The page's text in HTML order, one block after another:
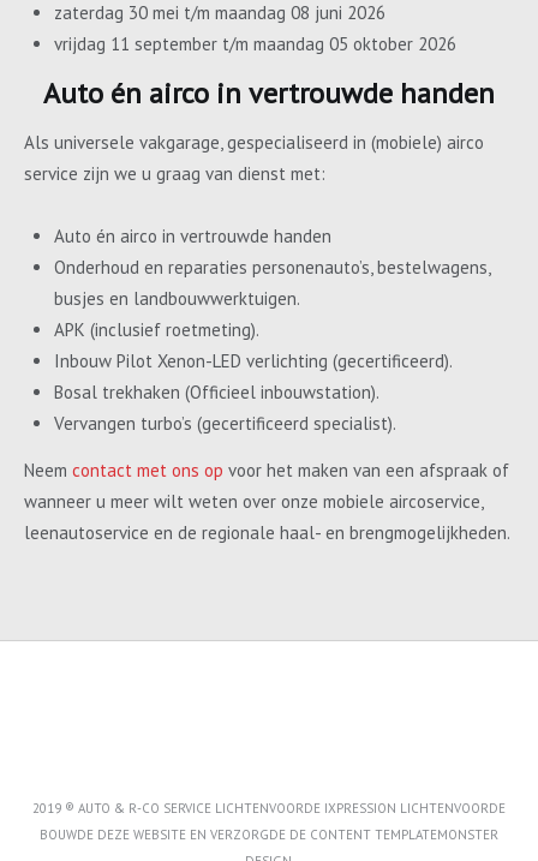
zaterdag 30 mei t/m maandag 08 juni 2026
vrijdag 11 september t/m maandag 05 oktober 2026
Auto én airco in vertrouwde handen
Als universele vakgarage, gespecialiseerd in (mobiele) airco
service zijn we u graag van dienst met:
Auto én airco in vertrouwde handen
Onderhoud en reparaties personenauto’s, bestelwagens,
busjes en landbouwwerktuigen.
APK (inclusief roetmeting).
Inbouw Pilot Xenon-LED verlichting (gecertificeerd).
Bosal trekhaken (Officieel inbouwstation).
Vervangen turbo’s (gecertificeerd specialist).
Neem contact met ons op voor het maken van een afspraak of
wanneer u meer wilt weten over onze mobiele aircoservice,
leenautoservice en de regionale haal- en brengmogelijkheden.
2019 ® AUTO & R-CO SERVICE LICHTENVOORDE IXPRESSION LICHTENVOORDE
BOUWDE DEZE WEBSITE EN VERZORGDE DE CONTENT TEMPLATEMONSTER